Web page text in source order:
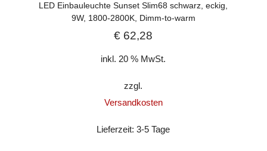
LED Einbauleuchte Sunset Slim68 schwarz, eckig,
9W, 1800-2800K, Dimm-to-warm
€ 62,28
inkl. 20 % MwSt.
zzgl.
Versandkosten
Lieferzeit:3-5 Tage